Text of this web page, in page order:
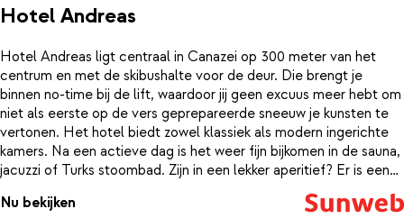
Hotel Andreas
Hotel Andreas ligt centraal in Canazei op 300 meter van het
centrum en met de skibushalte voor de deur. Die brengt je
binnen no-time bij de lift, waardoor jij geen excuus meer hebt om
niet als eerste op de vers geprepareerde sneeuw je kunsten te
vertonen. Het hotel biedt zowel klassiek als modern ingerichte
kamers. Na een actieve dag is het weer fijn bijkomen in de sauna,
jacuzzi of Turks stoombad. Zijn in een lekker aperitief? Er is een
eigenaar is sommelier en 1x per week wordt er een wijnproeverij
Nu bekijken